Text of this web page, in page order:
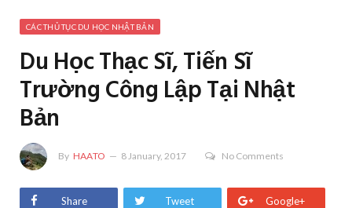
CÁC THỦ TỤC DU HỌC NHẬT BẢN
Du Học Thạc Sĩ, Tiến Sĩ
Trường Công Lập Tại Nhật
Bản
By HAATO 8 January, 2017 No Comments
Share Tweet Google+